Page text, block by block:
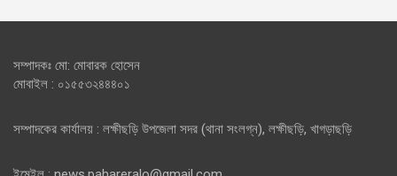
সম্পাদকঃ মো: মোবারক হোসেন
মোবাইল : ০১৫৫৩২৪৪৪০১
সম্পাদকের কার্যালয় : লক্ষীছড়ি উপজেলা সদর (থানা সংলগ্ন), লক্ষীছড়ি, খাগড়াছড়ি